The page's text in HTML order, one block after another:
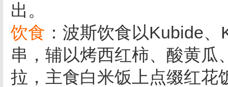
出。
饮食 ：波斯饮食以Kubide
串，辅以烤西红柿、酸黄瓜
拉，主食白米饭上点缀红花